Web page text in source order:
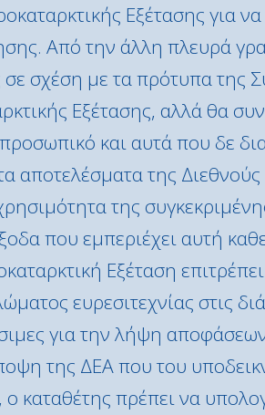
Εξέτασης για
Από την άλλη πλευρά
σχέση με τα πρότυπα της
Εξέτασης, αλλά θα
και αυτά που δε
της
της
που εμπεριέχει αυτή
Εξέταση
ευρεσιτεχνίας στις
για την λήψη
της ΔΕΑ που του
καταθέτης πρέπει να